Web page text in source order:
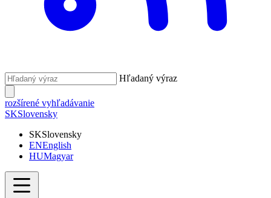
Hľadaný výraz
rozšírené vyhľadávanie
SKSlovensky
SKSlovensky
ENEnglish
HUMagyar